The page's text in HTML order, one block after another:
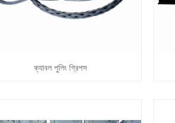
ক্যাবল পুলিং গ্রিপস